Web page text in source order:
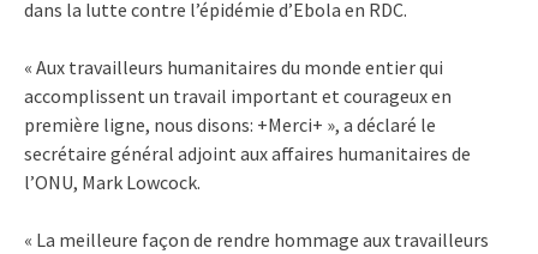
dans la lutte contre l’épidémie d’Ebola en RDC.
« Aux travailleurs humanitaires du monde entier qui
accomplissent un travail important et courageux en
première ligne, nous disons: +Merci+ », a déclaré le
secrétaire général adjoint aux affaires humanitaires de
l’ONU, Mark Lowcock.
« La meilleure façon de rendre hommage aux travailleurs